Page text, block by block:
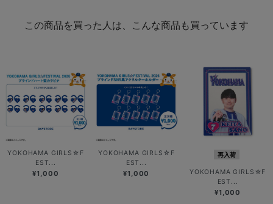
この商品を買った人は、こんな商品も買っています
YOKOHAMA GIRLS☆F
EST...
¥1,000
YOKOHAMA GIRLS☆F
EST...
¥1,000
再入荷
YOKOHAMA GIRLS☆F
EST...
¥1,000